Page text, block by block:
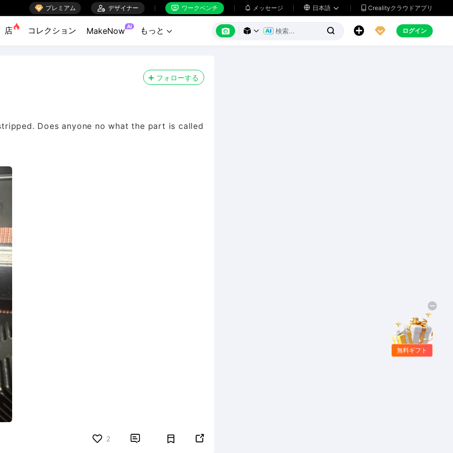
 プレミアム  デザイナー  ワークベンチ  メッセージ  日本語   Crealityクラウドアプリ
店 コレクション MakeNow AI もっと        ログイン
フォローする
Does anyone no what the part is called
2  
無料ギフト